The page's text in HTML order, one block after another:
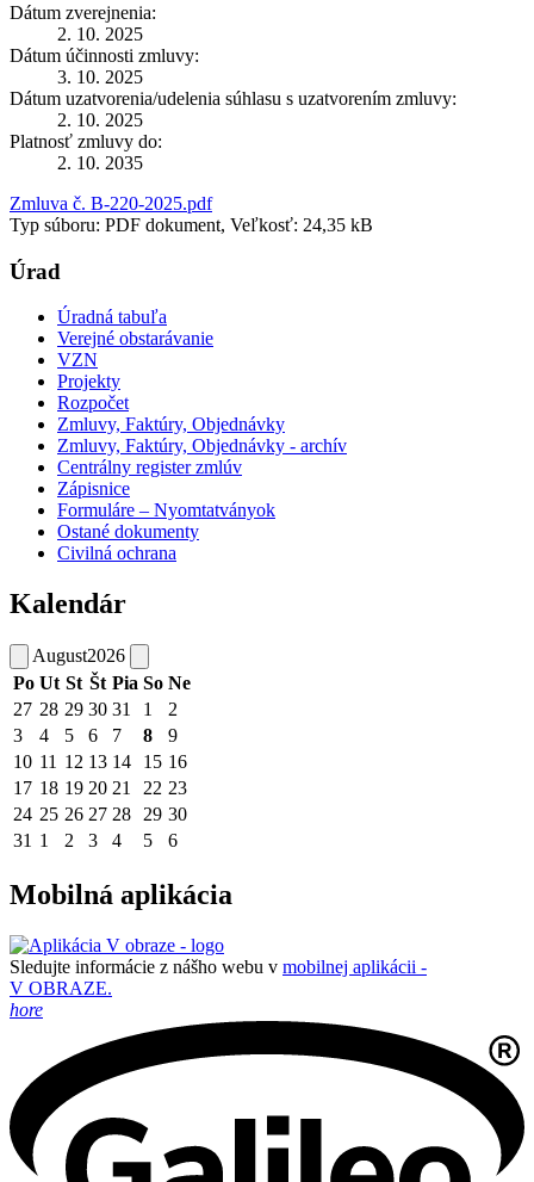
Dátum zverejnenia:
2. 10. 2025
Dátum účinnosti zmluvy:
3. 10. 2025
Dátum uzatvorenia/udelenia súhlasu s uzatvorením zmluvy:
2. 10. 2025
Platnosť zmluvy do:
2. 10. 2035
Zmluva č. B-220-2025.pdf
Typ súboru: PDF dokument, Veľkosť: 24,35 kB
Úrad
Úradná tabuľa
Verejné obstarávanie
VZN
Projekty
Rozpočet
Zmluvy, Faktúry, Objednávky
Zmluvy, Faktúry, Objednávky - archív
Centrálny register zmlúv
Zápisnice
Formuláre – Nyomtatványok
Ostané dokumenty
Civilná ochrana
Kalendár
August2026
Po Ut St Št Pia So Ne
27 28 29 30 31 1
2
3
4 5 6 7 8
9
10 11 12 13 14 15 16
17 18 19 20 21 22 23
24 25 26 27 28 29 30
31 1 2 3 4 5 6
Mobilná aplikácia
Sledujte informácie z nášho webu v mobilnej aplikácii -
V OBRAZE.
hore